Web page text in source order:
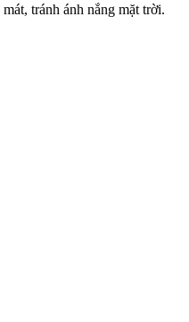
tránh ánh nắng mặt trời.